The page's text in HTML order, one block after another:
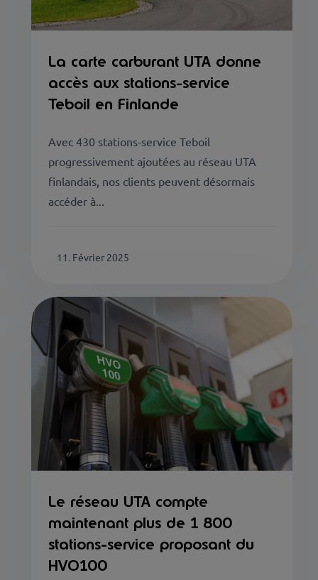
La carte carburant UTA donne
accès aux stations-service
Teboil en Finlande
Avec 430 stations-service Teboil
progressivement ajoutées au réseau UTA
finlandais, nos clients peuvent désormais
accéder à...
11. Février 2025
Le réseau UTA compte
maintenant plus de 1 800
stations-service proposant du
HVO100